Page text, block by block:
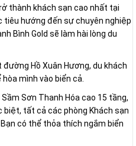
thành khách sạn cao nhất tại
tiêu hướng đến sự chuyên nghiệp
Bình Gold sẽ làm hài lòng du
Hồ Xuân Hương, du khách
mình vào biển cả.
Sơn Thanh Hóa cao 15 tầng,
biệt, tất cả các phòng Khách sạn
có thể thỏa thích ngắm biển